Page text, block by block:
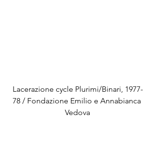
Lacerazione cycle Plurimi/Binari, 1977-
78 / Fondazione Emilio e Annabianca
Vedova